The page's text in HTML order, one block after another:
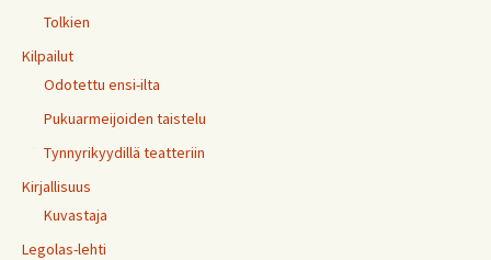
Tolkien
Kilpailut
Odotettu ensi-ilta
Pukuarmeijoiden taistelu
Tynnyrikyydillä teatteriin
Kirjallisuus
Kuvastaja
Legolas-lehti